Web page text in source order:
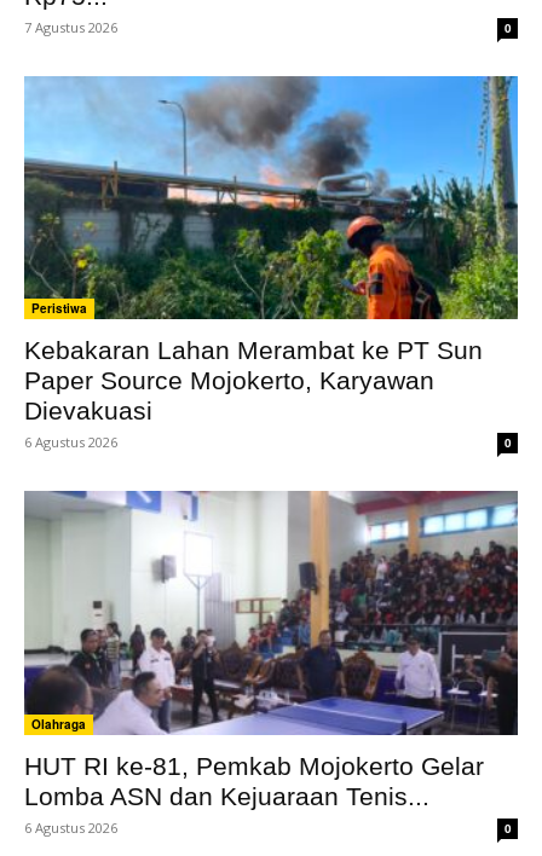
7 Agustus 2026 0
Peristiwa
Kebakaran Lahan Merambat ke PT Sun
Paper Source Mojokerto, Karyawan
Dievakuasi
6 Agustus 2026 0
Olahraga
HUT RI ke-81, Pemkab Mojokerto Gelar
Lomba ASN dan Kejuaraan Tenis...
6 Agustus 2026 0